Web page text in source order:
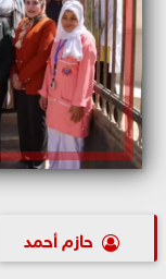
حازم أحمد